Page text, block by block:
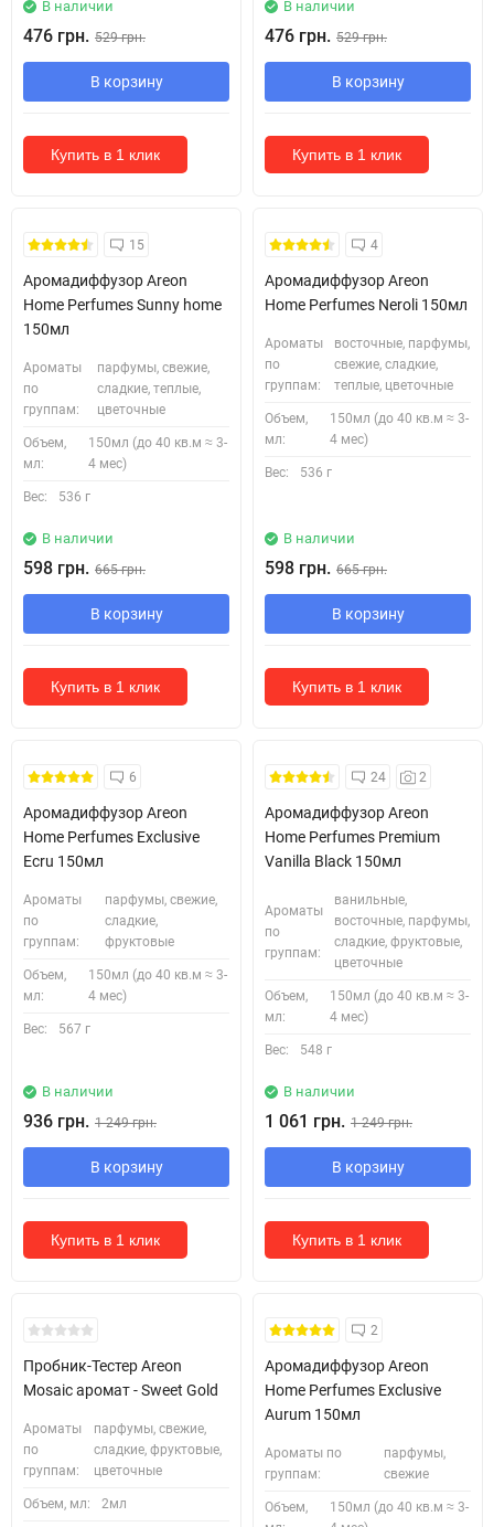
В наличии
476 грн. 529 грн.
В корзину
Купить в 1 клик
В наличии
476 грн. 529 грн.
В корзину
Купить в 1 клик
Безкоштовна Доставка
15
Аромадиффузор Areon
Home Perfumes Sunny home
150мл
Ароматы
по
группам:
парфумы, свежие,
сладкие, теплые,
цветочные
Объем,
мл:
150мл (до 40 кв.м ≈ 3-
4 мес)
Вес: 536 г
В наличии
598 грн. 665 грн.
В корзину
Купить в 1 клик
Безкоштовна Доставка
4
Аромадиффузор Areon
Home Perfumes Neroli 150мл
Ароматы
по
группам:
восточные, парфумы,
свежие, сладкие,
теплые, цветочные
Объем,
мл:
150мл (до 40 кв.м ≈ 3-
4 мес)
Вес: 536 г
В наличии
598 грн. 665 грн.
В корзину
Купить в 1 клик
6
Аромадиффузор Areon
Home Perfumes Exclusive
Ecru 150мл
Ароматы
по
группам:
парфумы, свежие,
сладкие,
фруктовые
Объем,
мл:
150мл (до 40 кв.м ≈ 3-
4 мес)
Вес: 567 г
В наличии
936 грн. 1 249 грн.
В корзину
Купить в 1 клик
24 2
Аромадиффузор Areon
Home Perfumes Premium
Vanilla Black 150мл
Ароматы
по
группам:
ванильные,
восточные, парфумы,
сладкие, фруктовые,
цветочные
Объем,
мл:
150мл (до 40 кв.м ≈ 3-
4 мес)
Вес: 548 г
В наличии
1 061 грн. 1 249 грн.
В корзину
Купить в 1 клик
Кожні 1500₴ чеку = 1 тестер
Пробник-Тестер Areon
Mosaic аромат - Sweet Gold
Ароматы
по
группам:
парфумы, свежие,
сладкие, фруктовые,
цветочные
Объем, мл: 2мл
2
Аромадиффузор Areon
Home Perfumes Exclusive
Aurum 150мл
Ароматы по
группам:
парфумы,
свежие
Объем,
150мл (до 40 кв.м ≈ 3-